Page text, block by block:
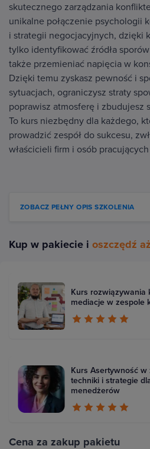
skutecznego zarządzania
unikalne połączenie psychologii
i strategii negocjacyjnych, dzięki
tylko identyfikować źródła
także przemieniać napięcia w
Dzięki temu zyskasz pewność i
sytuacjach, ograniczysz straty
poprawisz atmosferę i zbudujesz
To kurs niezbędny dla każdego,
prowadzić zespół do sukcesu,
właścicieli firm i osób
ZOBACZ PEŁNY OPIS SZKOLENIA
Kup w pakiecie i oszczędź
Kurs rozwiązywania
mediacje w zespole
Kurs Asertywność w
techniki i strategie
menedżerów
Cena za zakup pakietu